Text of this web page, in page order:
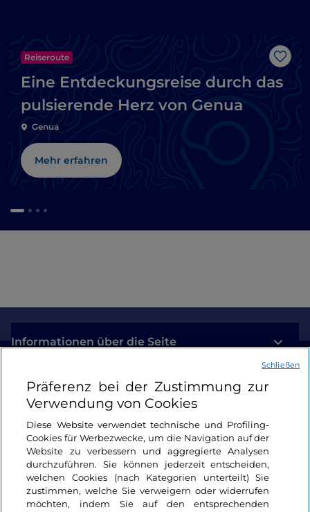
Like
Reiseroute
Eine Entdeckungsreise durch das
pulsierende Herz von Genua
Genua
Mehr erfahren
Informationen über die Seite
Nützliche Links
Login
Bleiben wir in Kontakt
Präferenz bei der Zustimmung zur
Verwendung von Cookies
Diese Website verwendet technische und Profiling-
Cookies für Werbezwecke, um die Navigation auf der
Website zu verbessern und aggregierte Analysen
durchzuführen. Sie können jederzeit entscheiden,
welchen Cookies (nach Kategorien unterteilt) Sie
zustimmen, welche Sie verweigern oder widerrufen
möchten, indem Sie auf den entsprechenden
Schließen